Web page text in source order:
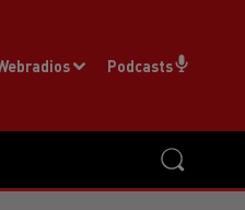
Podcasts